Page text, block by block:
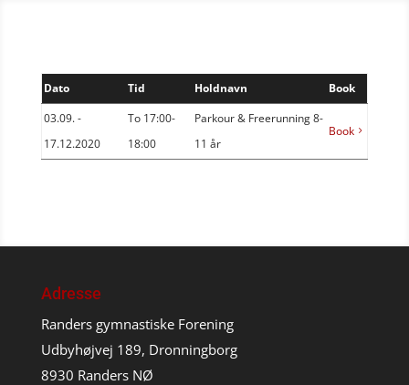
Dato Tid Holdnavn
Book
03.09. -
17.12.2020
To 17:00-
18:00
Parkour & Freerunning 8-
11 år
Book
Adresse
Randers gymnastiske Forening
Udbyhøjvej 189, Dronningborg
8930 Randers NØ